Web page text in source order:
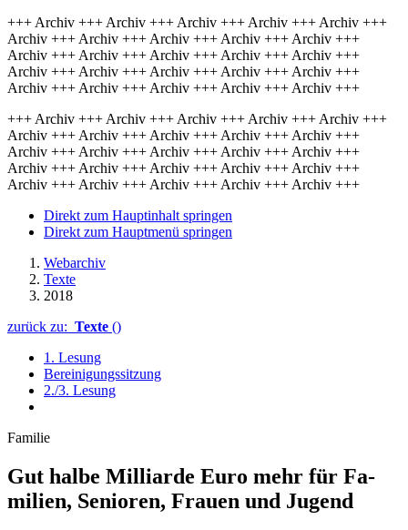
+++ Archiv +++ Archiv +++ Archiv +++ Archiv +++ Archiv +++
Archiv +++ Archiv +++ Archiv +++ Archiv +++ Archiv +++
Archiv +++ Archiv +++ Archiv +++ Archiv +++ Archiv +++
Archiv +++ Archiv +++ Archiv +++ Archiv +++ Archiv +++
Archiv +++ Archiv +++ Archiv +++ Archiv +++ Archiv +++
+++ Archiv +++ Archiv +++ Archiv +++ Archiv +++ Archiv +++
Archiv +++ Archiv +++ Archiv +++ Archiv +++ Archiv +++
Archiv +++ Archiv +++ Archiv +++ Archiv +++ Archiv +++
Archiv +++ Archiv +++ Archiv +++ Archiv +++ Archiv +++
Archiv +++ Archiv +++ Archiv +++ Archiv +++ Archiv +++
Direkt zum Hauptinhalt springen
Direkt zum Hauptmenü springen
Webarchiv
Texte
2018
zurück zu: Texte ()
1. Lesung
Bereinigungssitzung
2./3. Lesung
Familie
Gut halbe Milli­arde Euro mehr für Fa­
milien, Seni­oren, Frauen und Ju­gend